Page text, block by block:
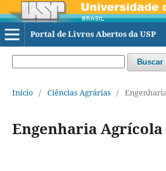
Portal de Livros Abertos da USP
Buscar
Início / Ciências Agrárias /
Engenharia Agrícola